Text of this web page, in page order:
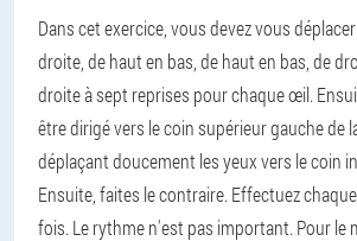
Dans cet exercice, vous devez vous
droite, de haut en bas, de haut en bas, de
droite à sept reprises pour chaque œil.
être dirigé vers le coin supérieur gauche de
déplaçant doucement les yeux vers le coin
Ensuite, faites le contraire. Effectuez
fois. Le rythme n'est pas important. Pour le